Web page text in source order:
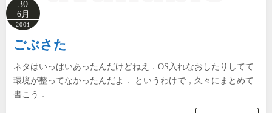
30
6月
2001
ごぶさた
ネタはいっぱいあったんだけどねえ．OS入れなおしたりしてて
環境が整ってなかったんだよ． というわけで，久々にまとめて
書こう．…